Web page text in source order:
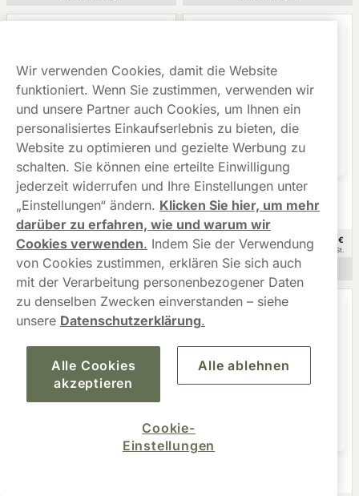
XQS
XQS Hallonsoda 8mg
10 -Pack 46,99 €
4,70 €/St.
Nicht auf Lager
Après Snus
Après ZERO No.12 Blueberry
Nikotinfrei
10 -Pack 58,90 €
5,89 €/St.
Nicht auf Lager
Wir verwenden Cookies, damit die Website
funktioniert. Wenn Sie zustimmen, verwenden wir
und unsere Partner auch Cookies, um Ihnen ein
personalisiertes Einkaufserlebnis zu bieten, die
Website zu optimieren und gezielte Werbung zu
schalten. Sie können eine erteilte Einwilligung
jederzeit widerrufen und Ihre Einstellungen unter
„Einstellungen“ ändern. Klicken Sie hier, um mehr
darüber zu erfahren, wie und warum wir
Cookies verwenden. Indem Sie der Verwendung
von Cookies zustimmen, erklären Sie sich auch
mit der Verarbeitung personenbezogener Daten
zu denselben Zwecken einverstanden – siehe
unsere Datenschutzerklärung.
Alle Cookies
akzeptieren
Alle ablehnen
Cookie-
Einstellungen